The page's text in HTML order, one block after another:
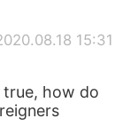
15:31
true, how do